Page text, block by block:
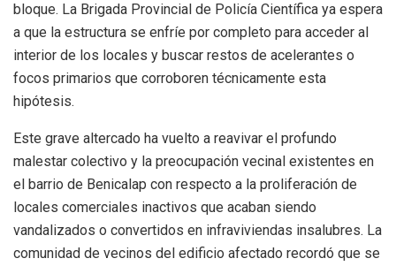
bloque. La Brigada Provincial de Policía Científica ya espera
a que la estructura se enfríe por completo para acceder al
interior de los locales y buscar restos de acelerantes o
focos primarios que corroboren técnicamente esta
hipótesis.
Este grave altercado ha vuelto a reavivar el profundo
malestar colectivo y la preocupación vecinal existentes en
el barrio de Benicalap con respecto a la proliferación de
locales comerciales inactivos que acaban siendo
vandalizados o convertidos en infraviviendas insalubres. La
comunidad de vecinos del edificio afectado recordó que se